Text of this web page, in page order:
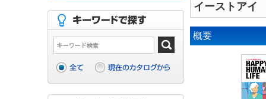
イーストア
概要